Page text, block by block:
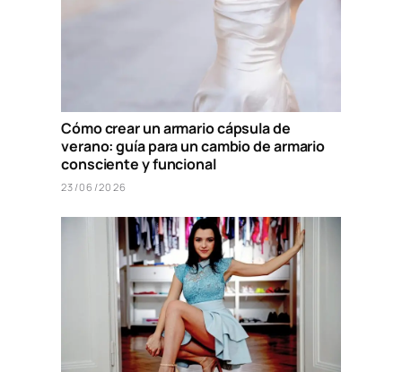
Cómo crear un armario cápsula de
verano: guía para un cambio de armario
consciente y funcional
23/06/2026